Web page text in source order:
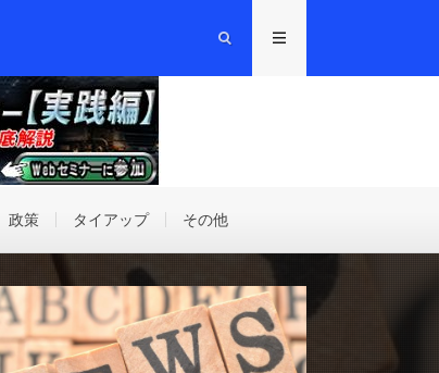
政策 タイアップ その他